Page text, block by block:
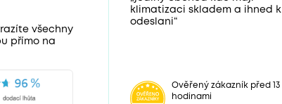
všechny
přímo na
klimatizaci skladem a ihned k
odeslani“
Ověřený zákazník před 13
hodinami